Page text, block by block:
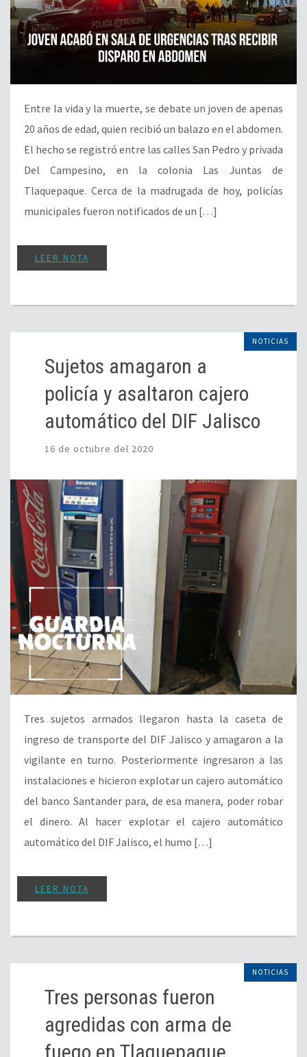
Entre la vida y la muerte, se debate un joven de apenas
20 años de edad, quien recibió un balazo en el abdomen.
El hecho se registró entre las calles San Pedro y privada
Del Campesino, en la colonia Las Juntas de
Tlaquepaque. Cerca de la madrugada de hoy, policías
municipales fueron notificados de un […]
LEER NOTA
NOTICIAS
Sujetos amagaron a
policía y asaltaron cajero
automático del DIF Jalisco
16 de octubre del 2020
Tres sujetos armados llegaron hasta la caseta de
ingreso de transporte del DIF Jalisco y amagaron a la
vigilante en turno. Posteriormente ingresaron a las
instalaciones e hicieron explotar un cajero automático
del banco Santander para, de esa manera, poder robar
el dinero. Al hacer explotar el cajero automático
automático del DIF Jalisco, el humo […]
LEER NOTA
NOTICIAS
Tres personas fueron
agredidas con arma de
fuego en Tlaquepaque,